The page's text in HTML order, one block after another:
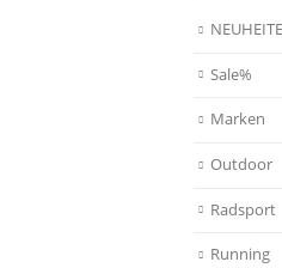
Sale%
Marken
Outdoor
Radsport
Running